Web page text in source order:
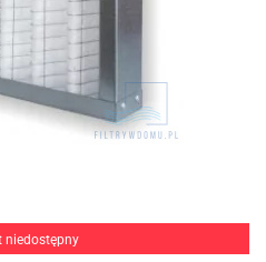
niedostępny